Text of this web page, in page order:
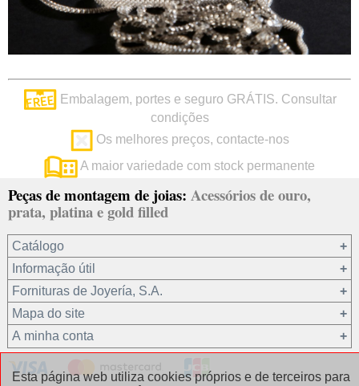
Embalagem, portes e seguro GRÁTIS. Consultar
condições
Os melhores preços, contacte-nos
A maior variedade com stock permanente
Peças de montagem de joias: Acessórios de ouro,
prata, platina e gold filled
Catálogo
Ouro 18 kt
Ouro 9 kt
Platina 22.8 kt
Prata 925
Informação útil
Fornituras de Joyería, S.A.
Quem somos?
condições de venda
Mapa do site
A minha conta
Esta página web utiliza cookies próprios e de terceiros para